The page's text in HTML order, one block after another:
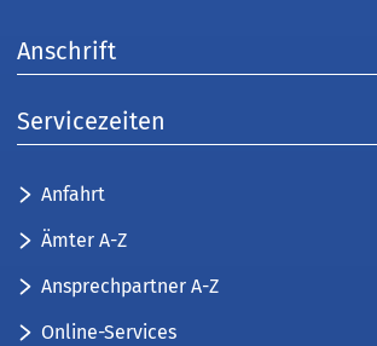
Anschrift
Servicezeiten
Anfahrt
Ämter A-Z
Ansprechpartner A-Z
Online-Services